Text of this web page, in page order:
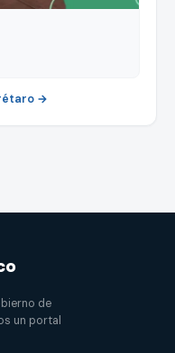
→
de
un portal